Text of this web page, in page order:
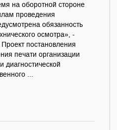
на оборотной стороне
проведения
обязанность
осмотра», -
постановления
печати организации
диагностической
...